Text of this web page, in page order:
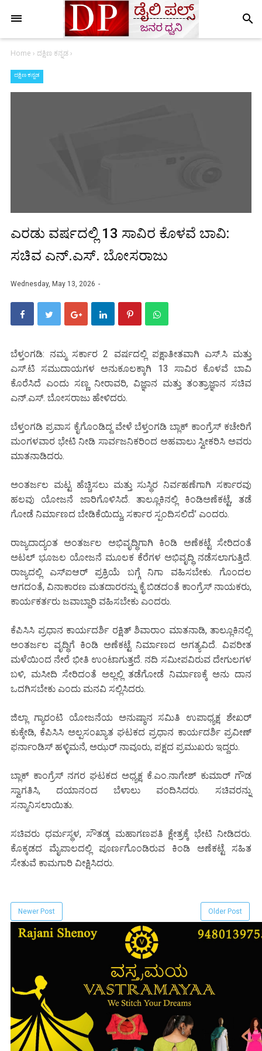
search
Home › ದಕ್ಷಿಣ ಕನ್ನಡ›
ದಕ್ಷಿಣ ಕನ್ನಡ
ಎರಡು ವರ್ಷದಲ್ಲಿ 13 ಸಾವಿರ ಕೊಳವೆ ಬಾವಿ:
ಸಚಿವ ಎನ್.ಎಸ್. ಬೋಸರಾಜು
Wednesday, May 13, 2026
ಬೆಳ್ತಂಗಡಿ: ನಮ್ಮ ಸರ್ಕಾರ 2 ವರ್ಷದಲ್ಲಿ ಪಕ್ಷಾತೀತವಾಗಿ ಎಸ್.ಸಿ ಮತ್ತು
ಎಸ್.ಟಿ ಸಮುದಾಯಗಳ ಅನುಕೂಲಕ್ಕಾಗಿ 13 ಸಾವಿರ ಕೊಳವೆ ಬಾವಿ
ಕೊರೆಸಿದೆ ಎಂದು ಸಣ್ಣ ನೀರಾವರಿ, ವಿಜ್ಞಾನ ಮತ್ತು ತಂತ್ರಾಜ್ಞಾನ ಸಚಿವ
ಎನ್.ಎಸ್. ಬೋಸರಾಜು ಹೇಳಿದರು.
ಬೆಳ್ತಂಗಡಿ ಪ್ರವಾಸ ಕೈಗೊಂಡಿದ್ದ ವೇಳೆ ಬೆಳ್ತಂಗಡಿ ಬ್ಲಾಕ್ ಕಾಂಗ್ರೆಸ್ ಕಚೇರಿಗೆ
ಮಂಗಳವಾರ ಭೇಟಿ ನೀಡಿ ಸಾರ್ವಜನಿಕರಿಂದ ಅಹವಾಲು ಸ್ವೀಕರಿಸಿ ಅವರು
ಮಾತನಾಡಿದರು.
ಅಂತರ್ಜಲ ಮಟ್ಟ ಹೆಚ್ಚಿಸಲು ಮತ್ತು ಸುಸ್ಥಿರ ನಿರ್ವಹಣೆಗಾಗಿ ಸರ್ಕಾರವು
ಹಲವು ಯೋಜನೆ ಜಾರಿಗೊಳಿಸಿದೆ. ತಾಲ್ಲೂಕಿನಲ್ಲಿ ಕಿಂಡಿಅಣೆಕಟ್ಟೆ, ತಡೆ
ಗೋಡೆ ನಿರ್ಮಾಣದ ಬೇಡಿಕೆಯಿದ್ದು, ಸರ್ಕಾರ ಸ್ಪಂದಿಸಲಿದೆ’ ಎಂದರು.
ರಾಜ್ಯದಾದ್ಯಂತ ಅಂತರ್ಜಲ ಅಭಿವೃದ್ಧಿಗಾಗಿ ಕಿಂಡಿ ಅಣೆಕಟ್ಟೆ ಸೇರಿದಂತೆ
ಅಟಲ್ ಭೂಜಲ ಯೋಜನೆ ಮೂಲಕ ಕೆರೆಗಳ ಅಭಿವೃದ್ಧಿ ನಡೆಸಲಾಗುತ್ತಿದೆ.
ರಾಜ್ಯದಲ್ಲಿ ಎಸ್‌ಐಆರ್ ಪ್ರಕ್ರಿಯೆ ಬಗ್ಗೆ ನಿಗಾ ವಹಿಸಬೇಕು. ಗೊಂದಲ
ಆಗದಂತೆ, ವಿನಾಕಾರಣ ಮತದಾರರನ್ನು ಕೈ ಬಿಡದಂತೆ ಕಾಂಗ್ರೆಸ್ ನಾಯಕರು,
ಕಾರ್ಯಕರ್ತರು ಜವಾಬ್ದಾರಿ ವಹಿಸಬೇಕು ಎಂದರು.
ಕೆಪಿಸಿಸಿ ಪ್ರಧಾನ ಕಾರ್ಯದರ್ಶಿ ರಕ್ಷಿತ್ ಶಿವಾರಾಂ ಮಾತನಾಡಿ, ತಾಲ್ಲೂಕಿನಲ್ಲಿ
ಅಂತರ್ಜಲ ವೃದ್ಧಿಗೆ ಕಿಂಡಿ ಅಣೆಕಟ್ಟೆ ನಿರ್ಮಾಣದ ಅಗತ್ಯವಿದೆ. ವಿಪರೀತ
ಮಳೆಯಿಂದ ನೇರೆ ಭೀತಿ ಉಂಟಾಗುತ್ತದೆ. ನದಿ ಸಮೀಪವಿರುವ ದೇಗುಲಗಳ
ಬಳಿ, ಮಸೀದಿ ಸೇರಿದಂತೆ ಅಲ್ಲಲ್ಲಿ ತಡೆಗೋಡೆ ನಿರ್ಮಾಣಕ್ಕೆ ಅನು ದಾನ
ಒದಗಿಸಬೇಕು ಎಂದು ಮನವಿ ಸಲ್ಲಿಸಿದರು.
ಜಿಲ್ಲಾ ಗ್ಯಾರಂಟಿ ಯೋಜನೆಯ ಅನುಷ್ಠಾನ ಸಮಿತಿ ಉಪಾಧ್ಯಕ್ಷ ಶೇಖರ್
ಕುಕ್ಕೇಡಿ, ಕೆಪಿಸಿಸಿ ಅಲ್ಪಸಂಖ್ಯಾತ ಘಟಕದ ಪ್ರಧಾನ ಕಾರ್ಯದರ್ಶಿ ಪ್ರವೀಣ್
ಫರ್ನಾಂಡಿಸ್ ಹಳ್ಳಿಮನೆ, ಅಝರ್ ನಾವೂರು, ಪಕ್ಷದ ಪ್ರಮುಖರು ಇದ್ದರು.
ಬ್ಲಾಕ್ ಕಾಂಗ್ರೆಸ್ ನಗರ ಘಟಕದ ಅಧ್ಯಕ್ಷ ಕೆ.ಎಂ.ನಾಗೇಶ್ ಕುಮಾರ್ ಗೌಡ
ಸ್ವಾಗತಿಸಿ, ದಯಾನಂದ ಬೆಳಾಲು ವಂದಿಸಿದರು. ಸಚಿವರನ್ನು
ಸನ್ಮಾನಿಸಲಾಯಿತು.
ಸಚಿವರು ಧರ್ಮಸ್ಥಳ, ಸೌತಡ್ಕ ಮಹಾಗಣಪತಿ ಕ್ಷೇತ್ರಕ್ಕೆ ಭೇಟಿ ನೀಡಿದರು.
ಕೊಕ್ಕಡದ ಮೈಪಾಲದಲ್ಲಿ ಪೂರ್ಣಗೊಂಡಿರುವ ಕಿಂಡಿ ಅಣೆಕಟ್ಟೆ ಸಹಿತ
ಸೇತುವೆ ಕಾಮಗಾರಿ ವೀಕ್ಷಿಸಿದರು.
Newer Post Older Post